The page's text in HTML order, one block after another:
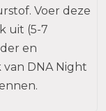
Voer deze
uit (5-7
en
DNA Night